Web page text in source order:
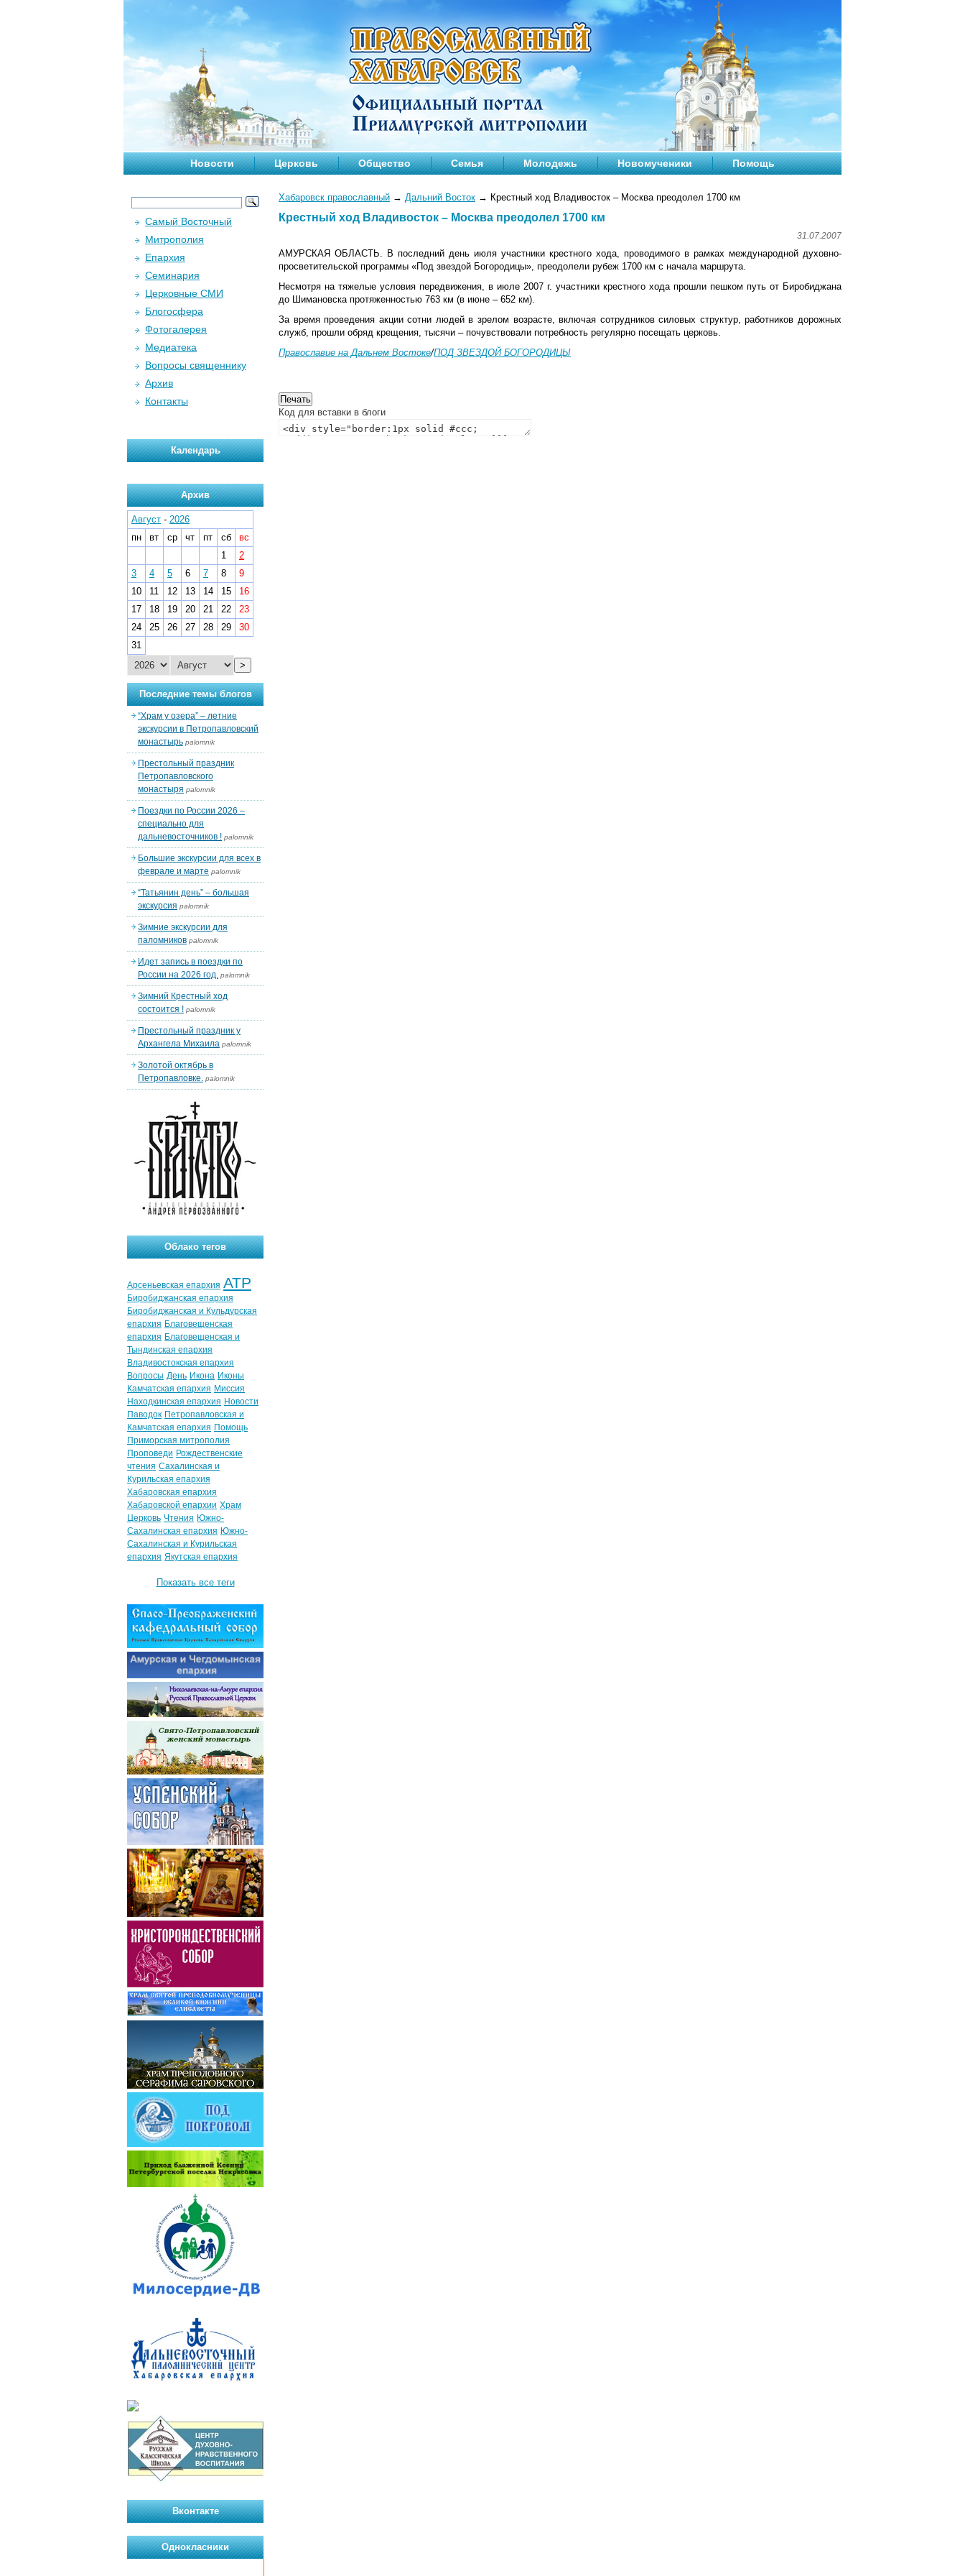
Новости Церковь Общество Семья Молодежь Новомученики Помощь
Хабаровск православный → Дальний Восток → Крестный ход Владивосток – Москва преодолел 1700 км
Крестный ход Владивосток – Москва преодолел 1700 км
31.07.2007
АМУРСКАЯ ОБЛАСТЬ. В последний день июля участники крестного хода, проводимого в рамках международной духовно-
просветительской программы «Под звездой Богородицы», преодолели рубеж 1700 км с начала маршрута.
Несмотря на тяжелые условия передвижения, в июле 2007 г. участники крестного хода прошли пешком путь от Биробиджана
до Шимановска протяженностью 763 км (в июне – 652 км).
За время проведения акции сотни людей в зрелом возрасте, включая сотрудников силовых структур, работников дорожных
служб, прошли обряд крещения, тысячи – почувствовали потребность регулярно посещать церковь.
Православие на Дальнем Востоке/ПОД ЗВЕЗДОЙ БОГОРОДИЦЫ
Код для вставки в блоги
Самый Восточный
Митрополия
Епархия
Семинария
Церковные СМИ
Блогосфера
Фотогалерея
Медиатека
Вопросы священнику
Архив
Контакты
Календарь
Архив
Август - 2026
пн
вт ср чт пт сб
вс
1
2
3
4 5 6 7 8
9
10
11 12 13 14 15
16
17
18 19 20 21 22
23
24
25 26 27 28 29
30
31
>
Последние темы блогов
“Храм у озера” – летние
экскурсии в Петропавловский
монастырь palomnik
Престольный праздник
Петропавловского
монастыря palomnik
Поездки по России 2026 –
специально для
дальневосточников ! palomnik
Большие экскурсии для всех в
феврале и марте palomnik
“Татьянин день” – большая
экскурсия palomnik
Зимние экскурсии для
паломников palomnik
Идет запись в поездки по
России на 2026 год. palomnik
Зимний Крестный ход
состоится ! palomnik
Престольный праздник у
Архангела Михаила palomnik
Золотой октябрь в
Петропавловке. palomnik
Облако тегов
Арсеньевская епархия АТР
Биробиджанская епархия
Биробиджанская и Кульдурская
епархия Благовещенская
епархия Благовещенская и
Тындинская епархия
Владивостокская епархия
Вопросы День Икона Иконы
Камчатская епархия Миссия
Находкинская епархия Новости
Паводок Петропавловская и
Камчатская епархия Помощь
Приморская митрополия
Проповеди Рождественские
чтения Сахалинская и
Курильская епархия
Хабаровская епархия
Хабаровской епархии Храм
Церковь Чтения Южно-
Сахалинская епархия Южно-
Сахалинская и Курильская
епархия Якутская епархия
Показать все теги
Вконтакте
Однокласники